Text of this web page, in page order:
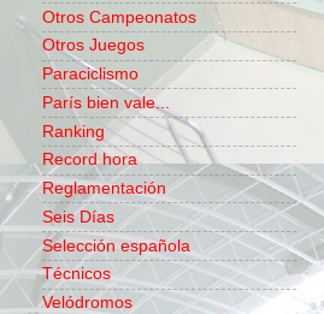
Otros Campeonatos
Otros Juegos
Paraciclismo
París bien vale...
Ranking
Record hora
Reglamentación
Seis Días
Selección española
Técnicos
Velódromos